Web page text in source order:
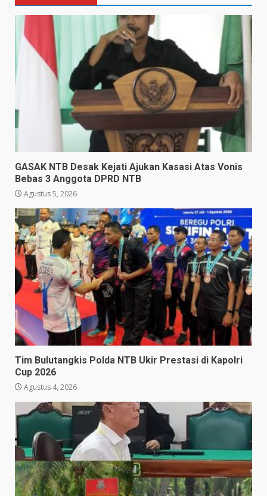
GASAK NTB Desak Kejati Ajukan Kasasi Atas Vonis
Bebas 3 Anggota DPRD NTB
Agustus 5, 2026
Tim Bulutangkis Polda NTB Ukir Prestasi di Kapolri
Cup 2026
Agustus 4, 2026